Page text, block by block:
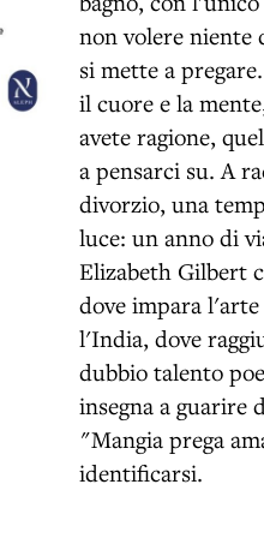
non volere niente
si mette a
il cuore e la
avete ragione,
a pensarci su. A
divorzio, una
luce: un anno di
Elizabeth Gilbert
dove impara
l'India, dove
dubbio talento
insegna a guarire
"Mangia prega
identificarsi.